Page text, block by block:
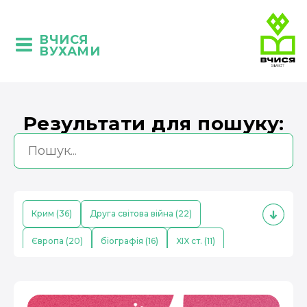
ВЧИСЯ
ВУХАМИ
Результати для пошуку:
Крим (36) Друга світова війна (22)
Європа (20) біографія (16) XIX ст. (11)
економіка (8) Китай (8) поезія (7)